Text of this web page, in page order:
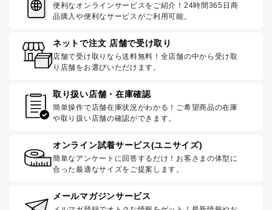
便利なオンラインサービスをご紹介！24時間365日商
品購入や便利なサービスがご利用可能。
ネットで注文 店舗で受け取り
店舗で受け取りなら送料無料！全店舗の中から受け取
り店舗をお選びいただけます。
取り扱い店舗・在庫確認
簡単操作で店舗在庫状況がわかる！ご希望商品の在庫
や取り扱い店舗の確認ができます。
オンライン試着サービス(ユニサイズ)
簡単なアンケートに回答するだけ！お客さまの体型に
合った最適なサイズをご提案します。
メールマガジンサービス